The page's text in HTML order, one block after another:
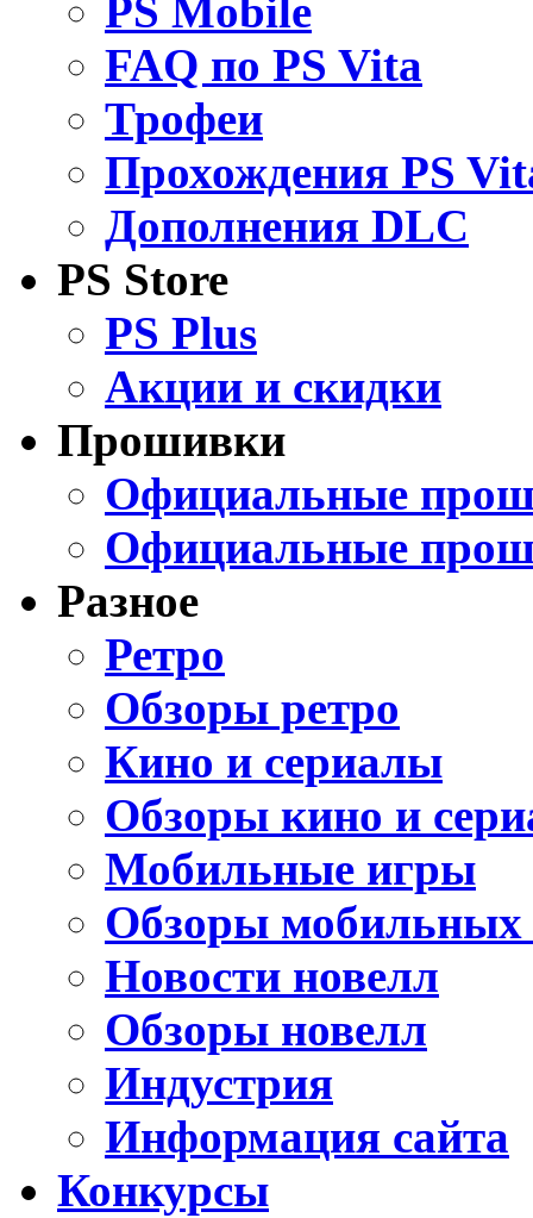
PS Mobile
FAQ по PS Vita
Трофеи
Прохождения PS
Дополнения DLC
PS Store
PS Plus
Акции и скидки
Прошивки
Официальные
Официальные
Разное
Ретро
Обзоры ретро
Кино и сериалы
Обзоры кино и
Мобильные игры
Обзоры мобильных
Новости новелл
Обзоры новелл
Индустрия
Информация сайта
Конкурсы